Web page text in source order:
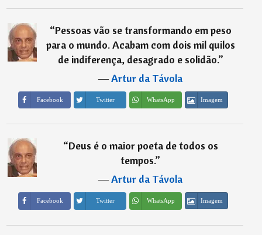
“Pessoas vão se transformando em peso
para o mundo. Acabam com dois mil quilos
de indiferença, desagrado e solidão.”
―Artur da Távola
Facebook Twitter WhatsApp Imagem
“Deus é o maior poeta de todos os
tempos.”
―Artur da Távola
Facebook Twitter WhatsApp Imagem